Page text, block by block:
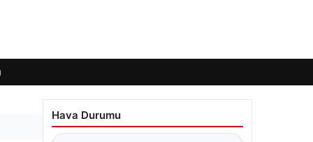
Hava Durumu